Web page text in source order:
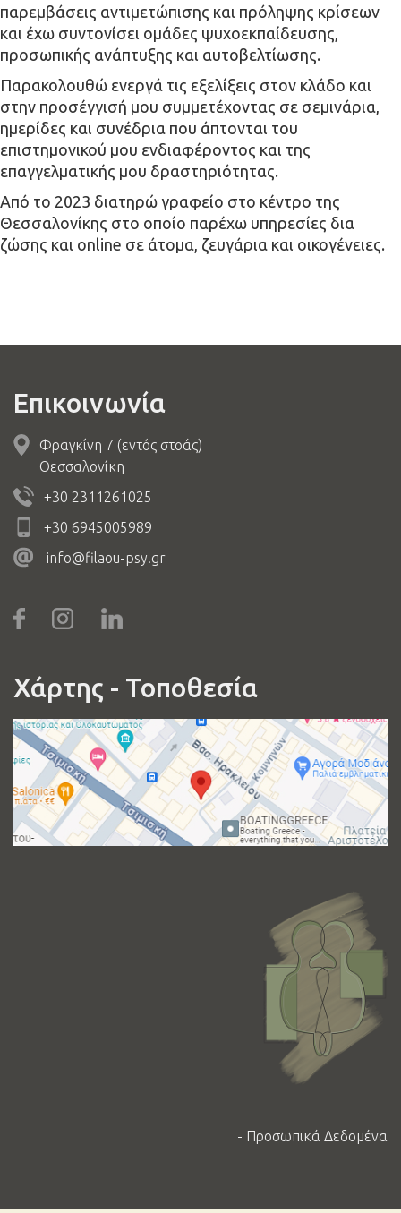
παρεμβάσεις αντιμετώπισης και πρόληψης κρίσεων
και έχω συντονίσει ομάδες ψυχοεκπαίδευσης,
προσωπικής ανάπτυξης και αυτοβελτίωσης.
Παρακολουθώ ενεργά τις εξελίξεις στον κλάδο και
στην προσέγγισή μου συμμετέχοντας σε σεμινάρια,
ημερίδες και συνέδρια που άπτονται του
επιστημονικού μου ενδιαφέροντος και της
επαγγελματικής μου δραστηριότητας.
Από το 2023 διατηρώ γραφείο στο κέντρο της
Θεσσαλονίκης στο οποίο παρέχω υπηρεσίες δια
ζώσης και online σε άτομα, ζευγάρια και οικογένειες.
Επικοινωνία
Φραγκίνη 7 (εντός στοάς)
Θεσσαλονίκη
+30 2311261025
+30 6945005989
info@filaou-psy.gr
Χάρτης - Τοποθεσία
- Προσωπικά Δεδομένα